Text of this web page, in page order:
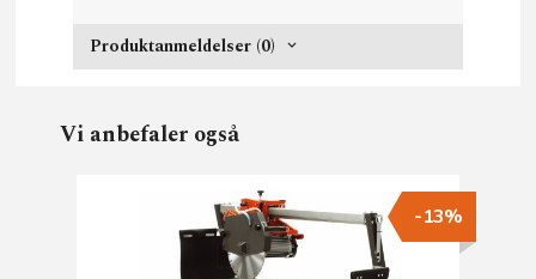
Produktanmeldelser (0)
Vi anbefaler også
-13%